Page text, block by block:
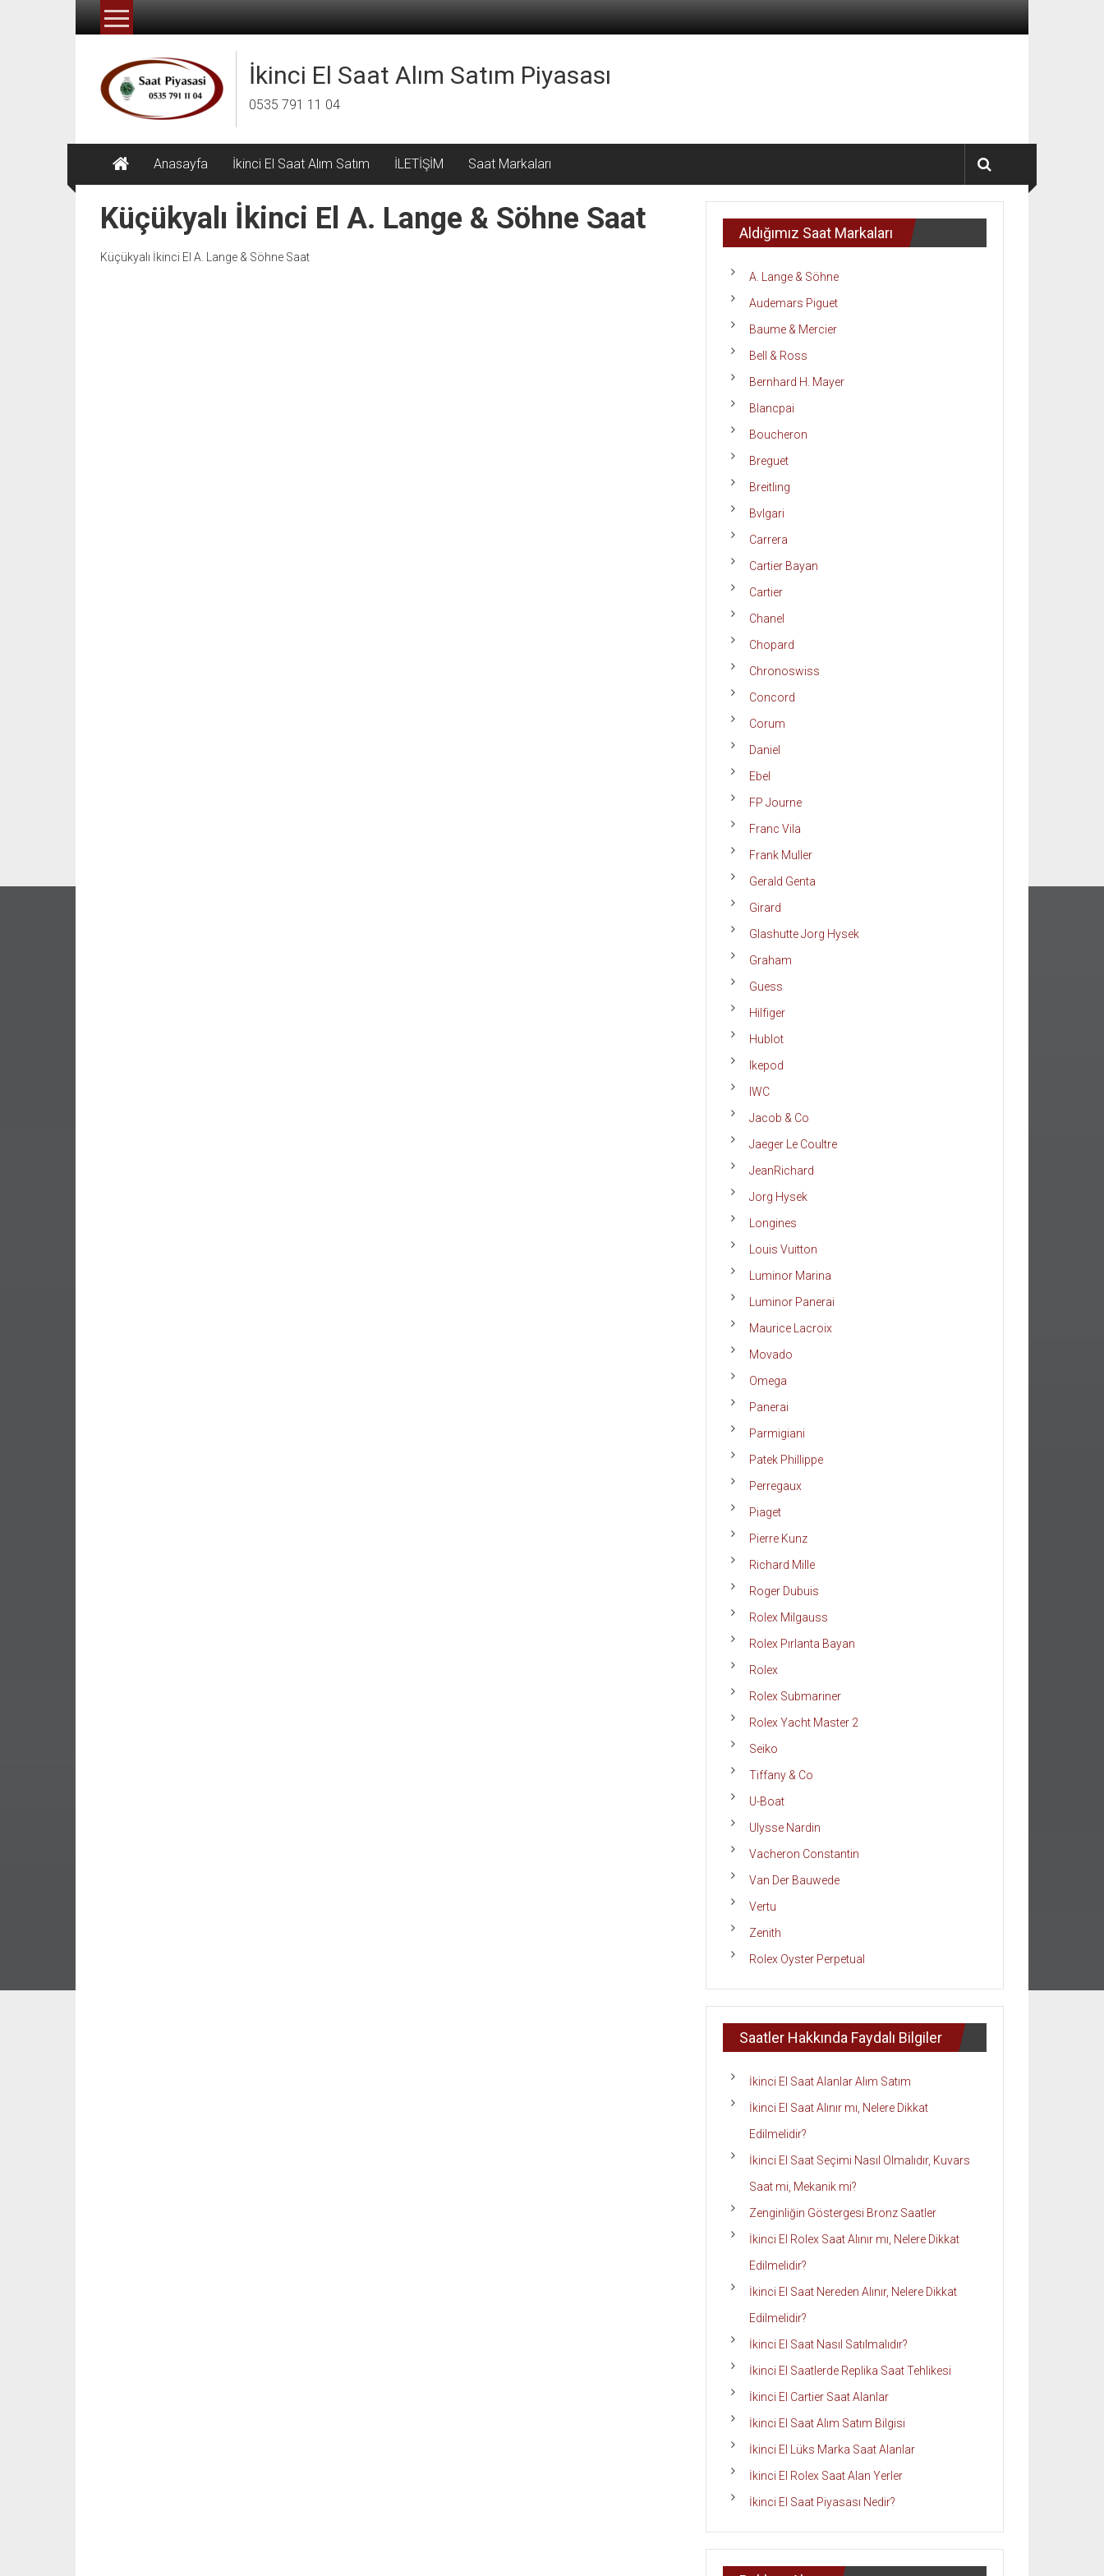
İçeriğe
İkinci El Saat Alım Satım Piyasası
0535 791 11 04
Anasayfa İkinci El Saat Alım Satım İLETİŞİM Saat Markaları
Küçükyalı İkinci El A. Lange & Söhne Saat
Küçükyalı İkinci El A. Lange & Söhne Saat
Aldığımız Saat Markaları
A. Lange & Söhne
Audemars Piguet
Baume & Mercier
Bell & Ross
Bernhard H. Mayer
Blancpai
Boucheron
Breguet
Breitling
Bvlgari
Carrera
Cartier Bayan
Cartier
Chanel
Chopard
Chronoswiss
Concord
Corum
Daniel
Ebel
FP Journe
Franc Vila
Frank Muller
Gerald Genta
Girard
Glashutte Jorg Hysek
Graham
Guess
Hilfiger
Hublot
Ikepod
IWC
Jacob & Co
Jaeger Le Coultre
JeanRichard
Jorg Hysek
Longines
Louis Vuitton
Luminor Marina
Luminor Panerai
Maurice Lacroix
Movado
Omega
Panerai
Parmigiani
Patek Phillippe
Perregaux
Piaget
Pierre Kunz
Richard Mille
Roger Dubuis
Rolex Milgauss
Rolex Pırlanta Bayan
Rolex
Rolex Submariner
Rolex Yacht Master 2
Seiko
Tiffany & Co
U-Boat
Ulysse Nardin
Vacheron Constantin
Van Der Bauwede
Vertu
Zenith
Rolex Oyster Perpetual
Saatler Hakkında Faydalı Bilgiler
İkinci El Saat Alanlar Alım Satım
İkinci El Saat Alınır mı, Nelere Dikkat
Edilmelidir?
İkinci El Saat Seçimi Nasıl Olmalıdır, Kuvars
Saat mi, Mekanik mi?
Zenginliğin Göstergesi Bronz Saatler
İkinci El Rolex Saat Alınır mı, Nelere Dikkat
Edilmelidir?
İkinci El Saat Nereden Alınır, Nelere Dikkat
Edilmelidir?
İkinci El Saat Nasıl Satılmalıdır?
İkinci El Saatlerde Replika Saat Tehlikesi
İkinci El Cartier Saat Alanlar
İkinci El Saat Alım Satım Bilgisi
İkinci El Lüks Marka Saat Alanlar
İkinci El Rolex Saat Alan Yerler
İkinci El Saat Piyasası Nedir?